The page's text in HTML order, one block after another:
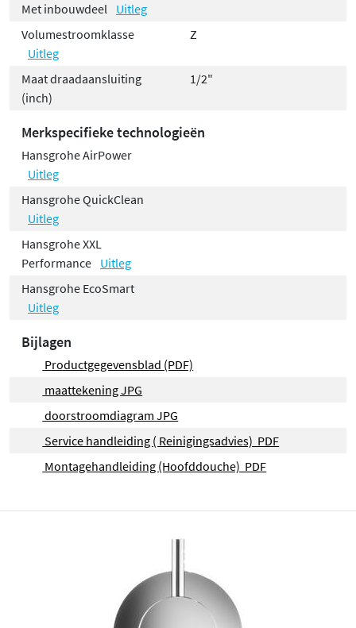
Met inbouwdeel Uitleg
Volumestroomklasse
Uitleg
Z
Maat draadaansluiting
(inch)
1/2"
Merkspecifieke technologieën
Hansgrohe AirPower
Uitleg
Hansgrohe QuickClean
Uitleg
Hansgrohe XXL
Performance Uitleg
Hansgrohe EcoSmart
Uitleg
Bijlagen
Productgegevensblad (PDF)
maattekening JPG
doorstroomdiagram JPG
Service handleiding ( Reinigingsadvies) PDF
Montagehandleiding (Hoofddouche) PDF